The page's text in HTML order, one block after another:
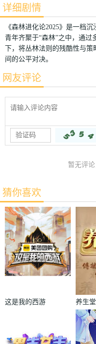
详细剧情
《森林进化论2025》是一档
青年齐聚于“森林”之中，通过
下，将丛林法则的残酷性与
间的公平对决。
网友评论
暂无评论
猜你喜欢
这是我的西游 养生堂